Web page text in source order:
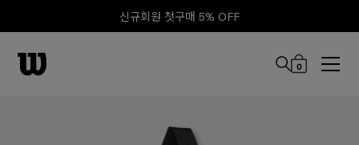
신규회원 첫구매 5% OFF
0